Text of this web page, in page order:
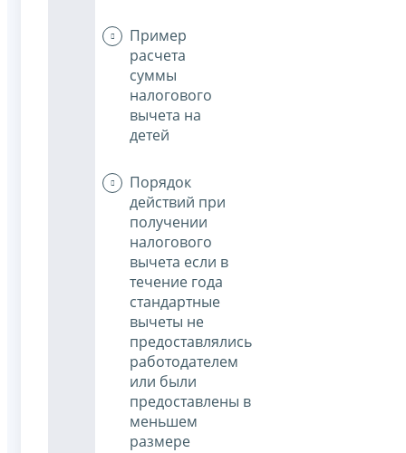
Пример
расчета
суммы
налогового
вычета на
детей
Порядок
действий при
получении
налогового
вычета если в
течение года
стандартные
вычеты не
предоставлялись
работодателем
или были
предоставлены в
меньшем
размере